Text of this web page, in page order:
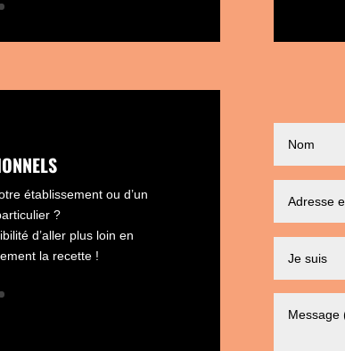
établissement ou d’un
?
d’aller plus loin en
la recette !